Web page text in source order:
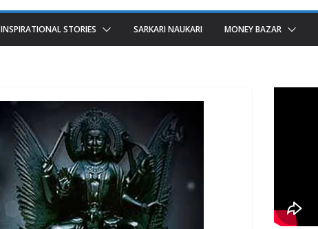
INSPIRATIONAL STORIES SARKARI NAUKARI MONEY BAZAR